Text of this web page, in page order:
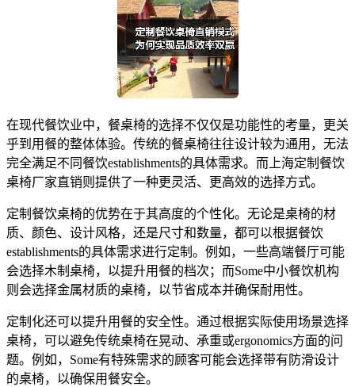
在现代餐饮业中，餐桌椅的选择不仅仅是功能性的考量，更关
乎到用餐的整体体验。传统的餐桌椅往往设计较为通用，无法
完全满足不同餐饮establishments的具体需求。而上海定制餐饮
桌椅厂家直销则提供了一种更灵活、更高效的选择方式。
定制餐饮桌椅的优势在于其高度的个性化。无论是桌椅的材
质、颜色、设计风格，还是尺寸和数量，都可以根据餐饮
establishments的具体需求进行定制。例如，一些高端餐厅可能
会选择木制桌椅，以提升用餐的档次；而Some中小餐饮机构
则会选择金属材质的桌椅，以节省成本并确保耐用性。
定制化还可以提升用餐的安全性。通过根据实际使用场景选择
桌椅，可以避免传统桌椅在晃动、承重或ergonomics方面的问
题。例如，Some有特殊需求的顾客可能会选择带有防滑设计
的桌椅，以确保用餐安全。